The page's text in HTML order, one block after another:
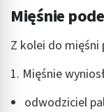
Mięśnie
Z kolei do mięśni
1. Mięśnie
odwodziciel
Rozwój i
wyboru treści
Funkcje specjalne IAB: